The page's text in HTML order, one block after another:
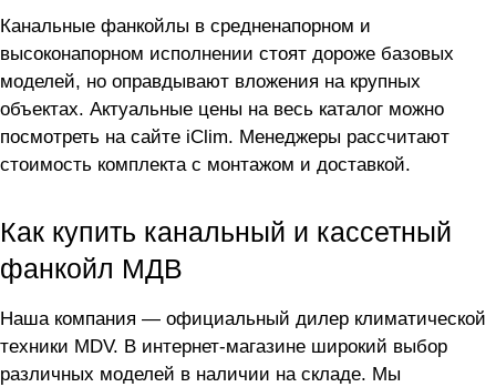
Канальные фанкойлы в средненапорном и
высоконапорном исполнении стоят дороже базовых
моделей, но оправдывают вложения на крупных
объектах. Актуальные цены на весь каталог можно
посмотреть на сайте iClim. Менеджеры рассчитают
стоимость комплекта с монтажом и доставкой.
Как купить канальный и кассетный
фанкойл МДВ
Наша компания — официальный дилер климатической
техники MDV. В интернет-магазине широкий выбор
различных моделей в наличии на складе. Мы